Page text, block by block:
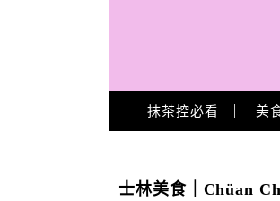
Main Menu
抹茶控必看 美
Chüan Chuan 捲捲菜單
士林美食｜Chüan